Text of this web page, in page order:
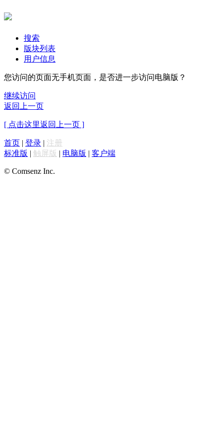
搜索
版块列表
用户信息
您访问的页面无手机页面，是否进一步访问电脑版？
继续访问
返回上一页
[ 点击这里返回上一页 ]
首页 | 登录 | 注册
标准版 | 触屏版 | 电脑版 | 客户端
© Comsenz Inc.